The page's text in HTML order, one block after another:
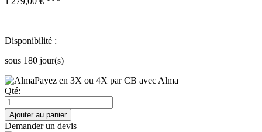
Disponibilité :
sous 180 jour(s)
Payez en 3X ou 4X par CB avec Alma
Qté:
Ajouter au panier
Demander un devis